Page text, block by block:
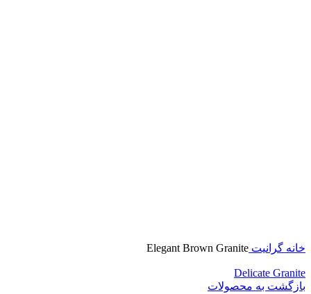
خانه گرانیت Elegant Brown Granite
Delicate Granite
بازگشت به محصولات